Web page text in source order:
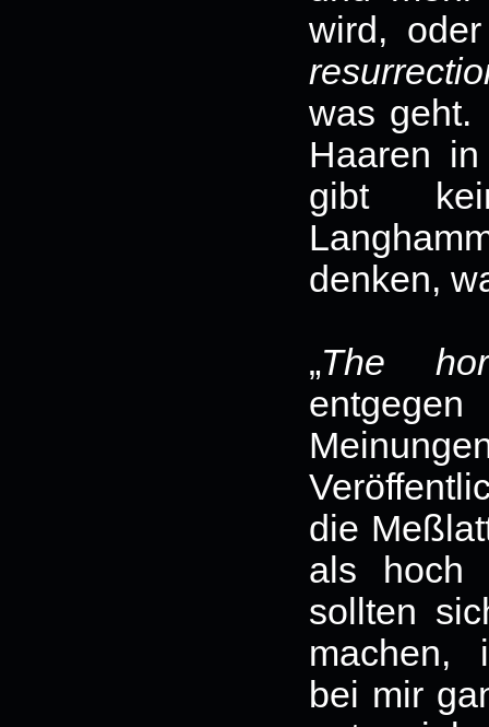
wird,
was geht.
Haaren
gibt
denken,
„The
die
als hoch
sollten
machen,
bei mir